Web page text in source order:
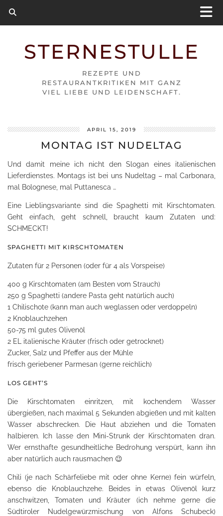
STERNESTULLE
REZEPTE UND
RESTAURANTKRITIKEN MIT GANZ
VIEL LIEBE UND LEIDENSCHAFT.
APRIL 15, 2019
MONTAG IST NUDELTAG
Und damit meine ich nicht den Slogan eines italienischen
Lieferdienstes. Montags ist bei uns Nudeltag – mal Carbonara,
mal Bolognese, mal Puttanesca …
Eine Lieblingsvariante sind die Spaghetti mit Kirschtomaten.
Geht einfach, geht schnell, braucht kaum Zutaten und:
SCHMECKT!
SPAGHETTI MIT KIRSCHTOMATEN
Zutaten für 2 Personen (oder für 4 als Vorspeise)
400 g Kirschtomaten (am Besten vom Strauch)
250 g Spaghetti (andere Pasta geht natürlich auch)
1 Chilischote (kann man auch weglassen oder verdoppeln)
2 Knoblauchzehen
50-75 ml gutes Olivenöl
2 EL italienische Kräuter (frisch oder getrocknet)
Zucker, Salz und Pfeffer aus der Mühle
frisch geriebener Parmesan (gerne reichlich)
LOS GEHT’S
Die Kirschtomaten einritzen, mit kochendem Wasser
übergießen, nach maximal 5 Sekunden abgießen und mit kalten
Wasser abschrecken. Die Haut abziehen und die Tomaten
halbieren. Ich lasse den Mini-Strunk der Kirschtomaten dran.
Wer ernsthafte gesundheitliche Bedrohung verspürt, kann ihn
aber natürlich auch rausmachen 😉
Chili (je nach Schärfeliebe mit oder ohne Kerne) fein würfeln,
ebenso die Knoblauchzehe. Beides in etwas Olivenöl kurz
anschwitzen, Tomaten und Kräuter (ich nehme gerne die
Südtiroler Nudelgewürzmischung von Alfons Schubeck)